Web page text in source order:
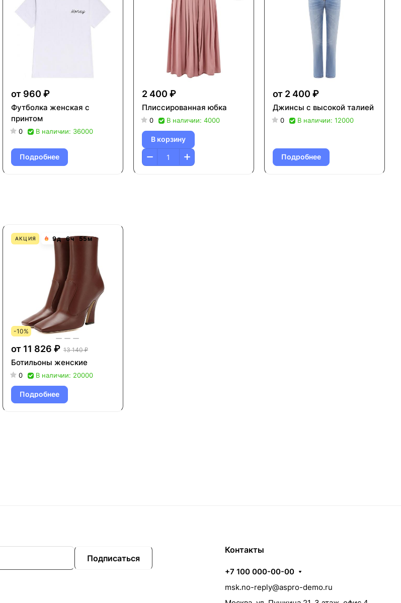
от 960 ₽
Футболка женская с
принтом
0 В наличии: 36000
Подробнее
2 400 ₽
Плиссированная юбка
0 В наличии: 4000
В корзину
от 2 400 ₽
Джинсы с высокой талией
0 В наличии: 12000
Подробнее
АКЦИЯ 9д 6ч 55м
-10%
от 11 826 ₽ 13 140 ₽
Ботильоны женские
0 В наличии: 20000
Подробнее
Подписаться
Контакты
+7 100 000-00-00
msk.no-reply@aspro-demo.ru